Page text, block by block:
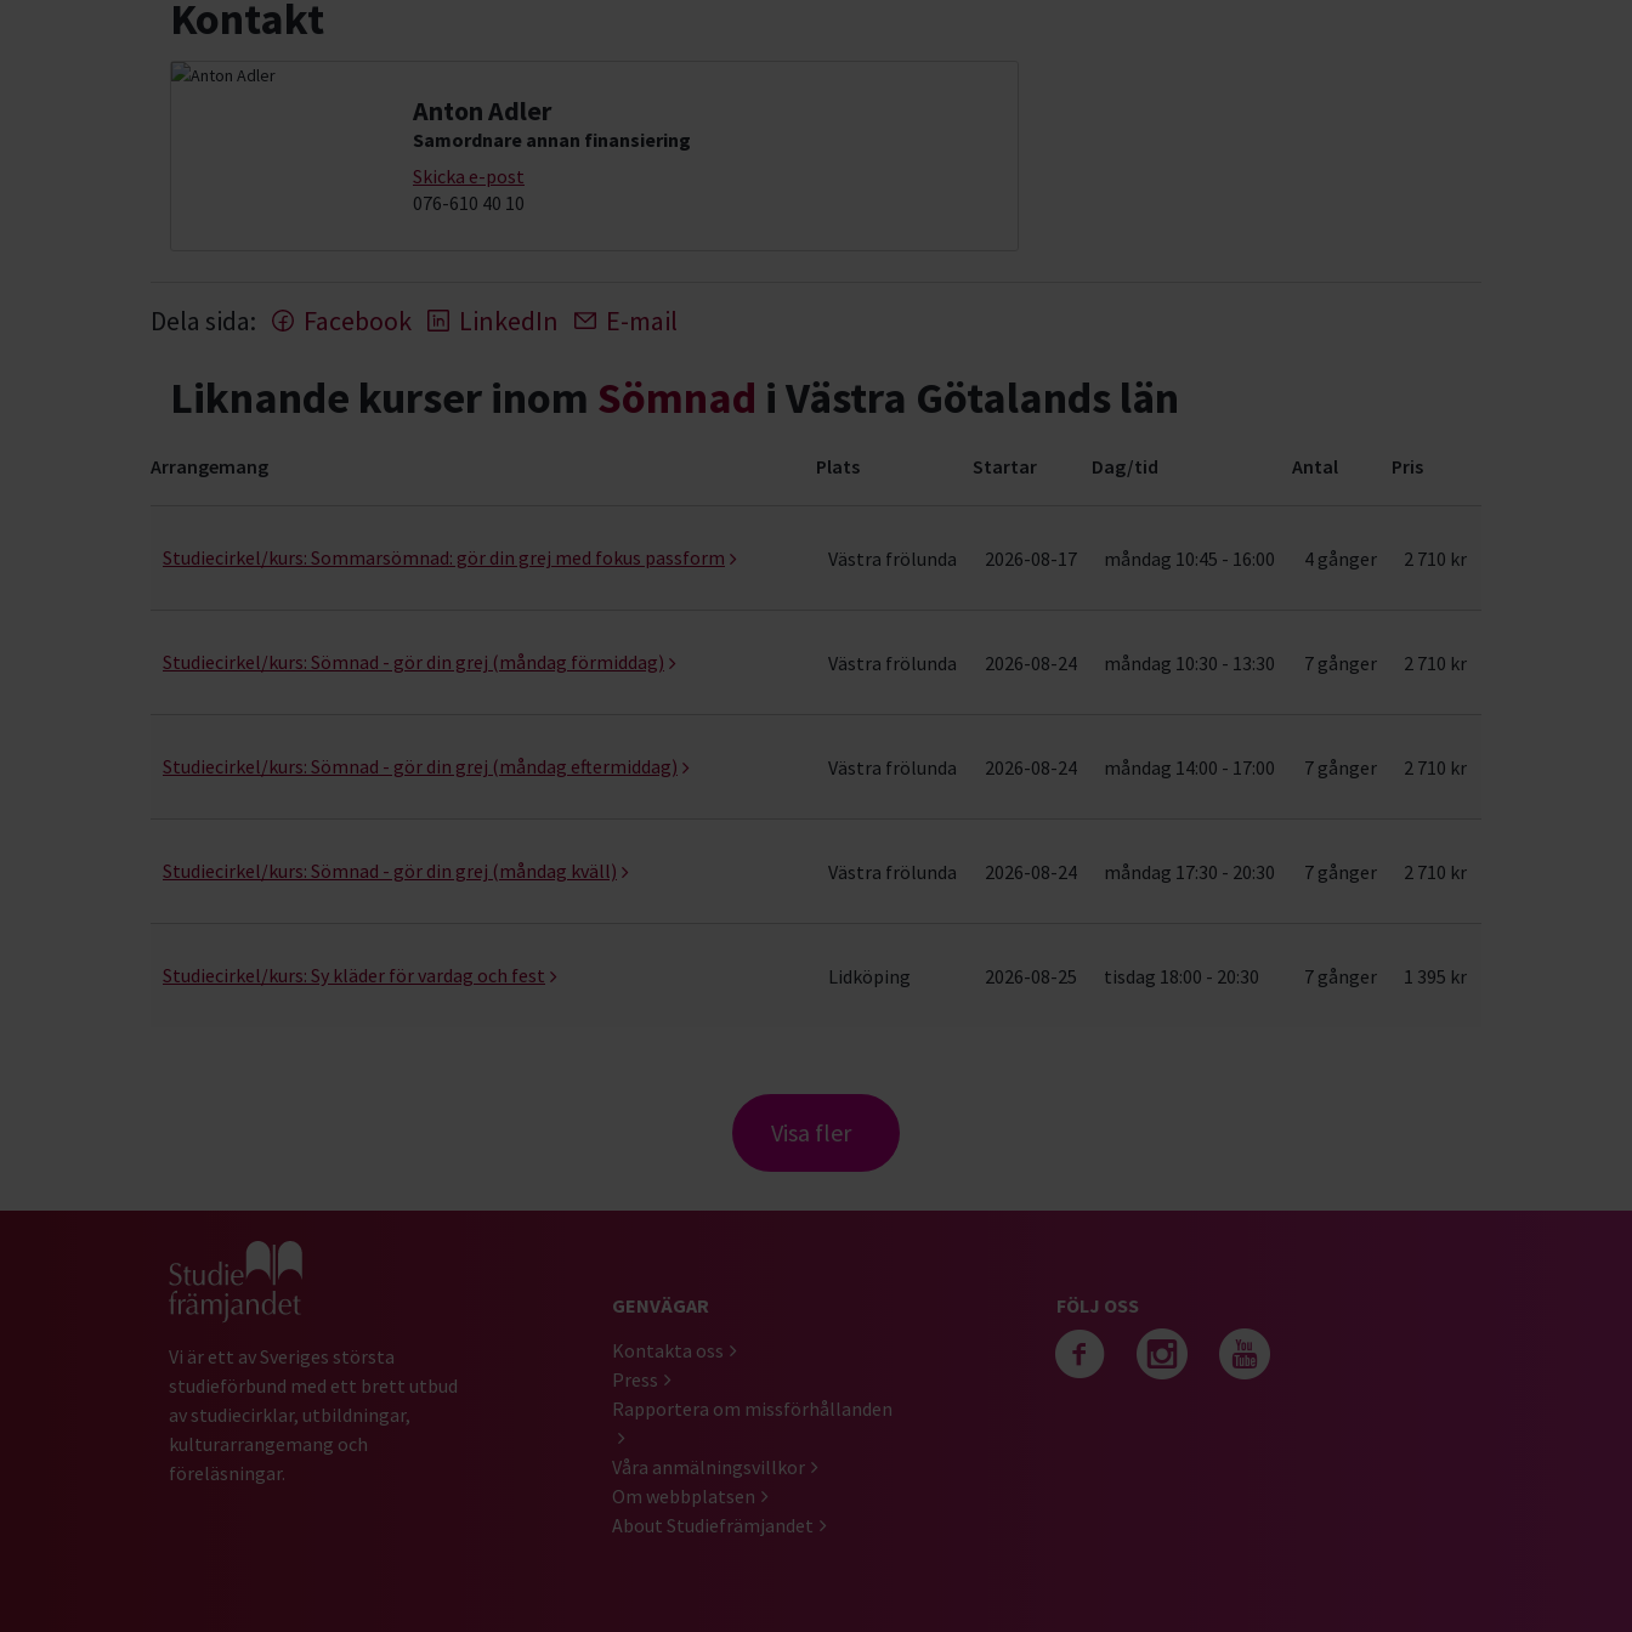
Kontakt
Anton Adler
Samordnare annan finansiering
Skicka e-post
076-610 40 10
Dela sida: Facebook LinkedIn E-mail
Liknande kurser inom Sömnad i Västra Götalands län
Arrangemang Plats Startar Dag/tid Antal Pris
Studiecirkel/kurs: Sommarsömnad: gör din grej med fokus passform Västra frölunda 2026-08-17 måndag 10:45 - 16:00 4 gånger 2 710 kr
Studiecirkel/kurs: Sömnad - gör din grej (måndag förmiddag) Västra frölunda 2026-08-24 måndag 10:30 - 13:30 7 gånger 2 710 kr
Studiecirkel/kurs: Sömnad - gör din grej (måndag eftermiddag) Västra frölunda 2026-08-24 måndag 14:00 - 17:00 7 gånger 2 710 kr
Studiecirkel/kurs: Sömnad - gör din grej (måndag kväll) Västra frölunda 2026-08-24 måndag 17:30 - 20:30 7 gånger 2 710 kr
Studiecirkel/kurs: Sy kläder för vardag och fest Lidköping 2026-08-25 tisdag 18:00 - 20:30 7 gånger 1 395 kr
Visa fler
Gå till studiefrämjandets startsida
Vi är ett av Sveriges största
studieförbund med ett brett utbud
av studiecirklar, utbildningar,
kulturarrangemang och
föreläsningar.
GENVÄGAR
Kontakta oss
Press
Rapportera om missförhållanden
Våra anmälningsvillkor
Om webbplatsen
About Studiefrämjandet
FÖLJ OSS
Följ oss på facebook
Följ oss på instagram
Följ oss på youtube